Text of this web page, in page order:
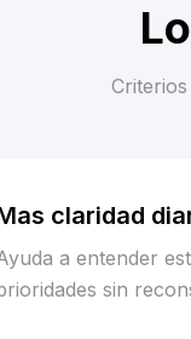
claridad
a entender
sin